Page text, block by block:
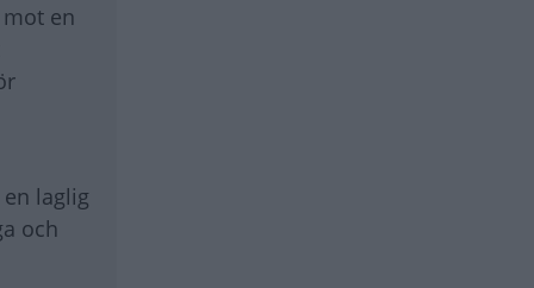
en
laglig
och